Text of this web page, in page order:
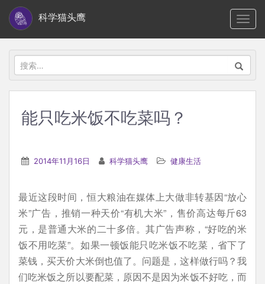
i
科学猫头鹰
搜
索：
能只吃米饭不吃菜吗？
2014年11月16日 科学猫头鹰 健康生活
最近这段时间，恒大粮油在媒体上大做非转基因“放心
米”广告，推销一种天价“有机大米”，售价高达每斤63
元，是普通大米的二十多倍。其广告声称，“好吃的米
饭不用吃菜”。如果一顿饭能只吃米饭不吃菜，省下了
菜钱，买天价大米倒也值了。问题是，这样做行吗？我
们吃米饭之所以要配菜，原因不是因为米饭不好吃，而